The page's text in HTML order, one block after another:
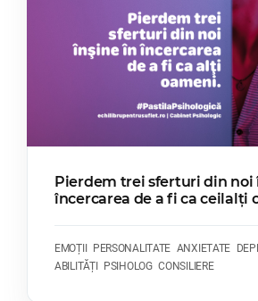
Pierdem trei sferturi din noi
încercarea de a fi ca ceilalți
EMOȚII PERSONALITATE ANXIETATE
ABILITĂȚI
PSIHOLOG CONSILIERE